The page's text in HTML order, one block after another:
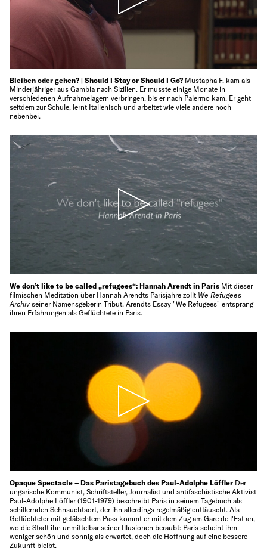
Bleiben oder gehen? | Should I Stay or Should I Go? Mustapha F. kam als
Minderjähriger aus Gambia nach Sizilien. Er musste einige Monate in
verschiedenen Aufnahmelagern verbringen, bis er nach Palermo kam. Er geht
seitdem zur Schule, lernt Italienisch und arbeitet wie viele andere noch
nebenbei.
We don’t like to be called „refugees“: Hannah Arendt in Paris Mit dieser
filmischen Meditation über Hannah Arendts Parisjahre zollt We Refugees
Archiv seiner Namensgeberin Tribut. Arendts Essay "We Refugees" entsprang
ihren Erfahrungen als Geflüchtete in Paris.
Opaque Spectacle – Das Paristagebuch des Paul-Adolphe Löffler Der
ungarische Kommunist, Schriftsteller, Journalist und antifaschistische Aktivist
Paul-Adolphe Löffler (1901-1979) beschreibt Paris in seinem Tagebuch als
schillernden Sehnsuchtsort, der ihn allerdings regelmäßig enttäuscht. Als
Geflüchteter mit gefälschtem Pass kommt er mit dem Zug am Gare de l'Est an,
wo die Stadt ihn unmittelbar seiner Illusionen beraubt: Paris scheint ihm
weniger schön und sonnig als erwartet, doch die Hoffnung auf eine bessere
Zukunft bleibt.